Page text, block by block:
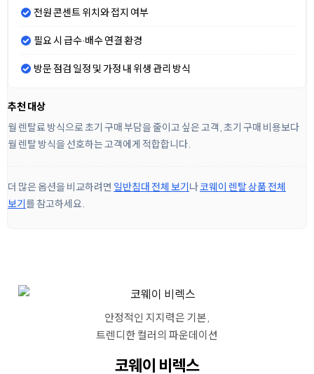
전원 콘센트 위치와 접지 여부
필요 시 급수·배수 연결 환경
방문 점검 일정 및 가정 내 위생 관리 방식
추천 대상
월 렌탈료 방식으로 초기 구매 부담을 줄이고 싶은 고객, 초기 구매 비용보다
월 렌탈 방식을 선호하는 고객에게 적합합니다.
더 많은 옵션을 비교하려면 일반침대 전체 보기나코웨이 렌탈 상품 전체
보기를 참고하세요.
안정적인 지지력은 기본,
트렌디한 컬러의 파운데이션
코웨이 비렉스